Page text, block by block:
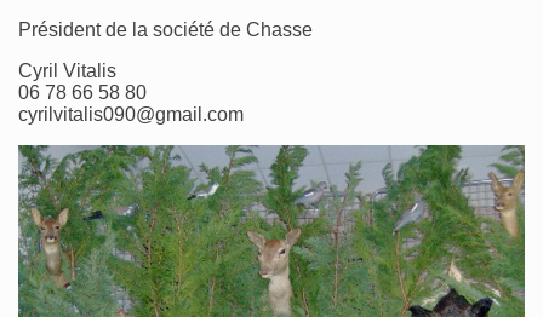
Président de la société de Chasse
Cyril Vitalis
06 78 66 58 80
cyrilvitalis090@gmail.com